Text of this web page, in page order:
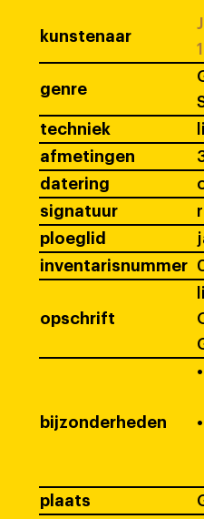
kunstenaar
genre
techniek
afmetingen
datering
signatuur
ploeglid
inventarisnummer
opschrift
bijzonderheden
•
•
plaats